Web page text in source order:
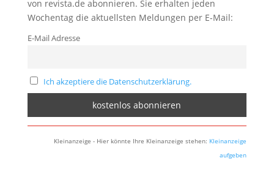
von revista.de abonnieren. Sie erhalten jeden
Wochentag die aktuellsten Meldungen per E-Mail:
E-Mail Adresse
Ich akzeptiere die Datenschutzerklärung.
Kleinanzeige - Hier könnte Ihre Kleinanzeige stehen: Kleinanzeige
aufgeben